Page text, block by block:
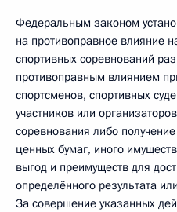
Федеральным законом
на противоправное влияние
спортивных соревнований
противоправным влиянием
спортсменов, спортивных
участников или
соревнования либо
ценных бумаг, иного
выгод и преимуществ для
определённого результата
За совершение указанных